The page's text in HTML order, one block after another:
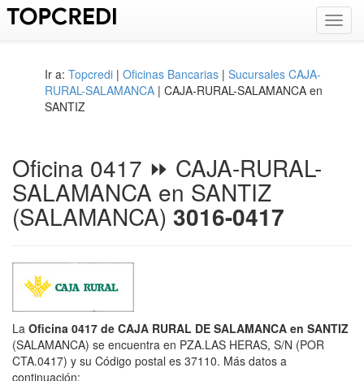
Ir a: Topcredi | Oficinas Bancarias | Sucursales CAJA-
RURAL-SALAMANCA | CAJA-RURAL-SALAMANCA en
SANTIZ
Oficina 0417 ⏩ CAJA-RURAL-
SALAMANCA en SANTIZ
(SALAMANCA) 3016-0417
La Oficina 0417 de CAJA RURAL DE SALAMANCA en SANTIZ
(SALAMANCA) se encuentra en PZA.LAS HERAS, S/N (POR
CTA.0417) y su Código postal es 37110. Más datos a
continuación: